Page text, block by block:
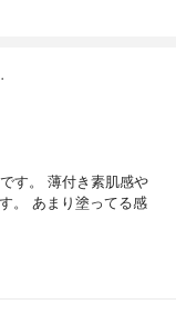
す。 薄付き素肌感や
。 あまり塗ってる感